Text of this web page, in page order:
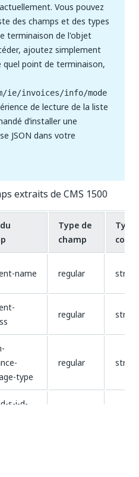
Vous pouvez
des champs et des types
terminaison de l'objet
ajoutez simplement
quel point de terminaison,
ie/invoices/info/mode
de lecture de la liste
d’installer une
JSON dans votre
extraits de CMS 1500
Type de
champ
Type
name regular string
regular string
type
regular string
s-i-d-